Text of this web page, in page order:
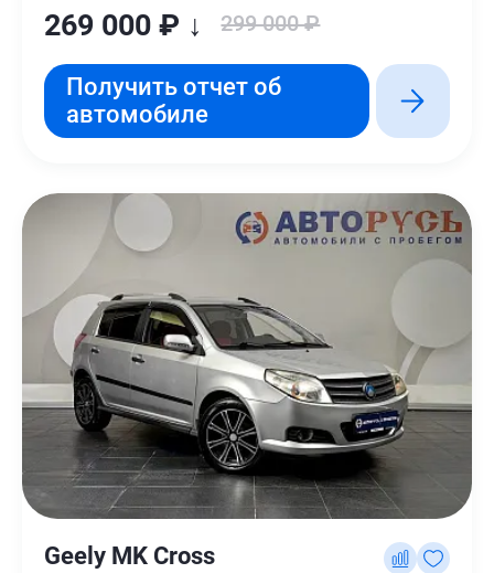
269 000 ₽ ↓ 299 000 ₽
Получить отчет об
автомобиле
Geely MK Cross